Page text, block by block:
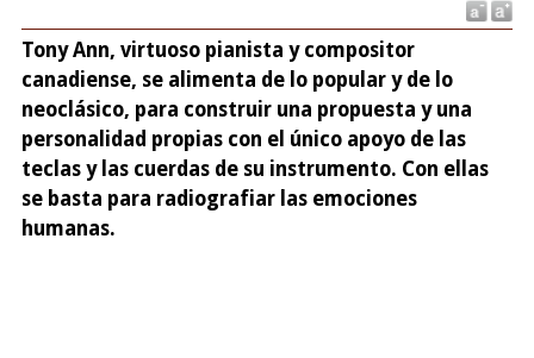
Tony Ann, virtuoso pianista y compositor
canadiense, se alimenta de lo popular y de lo
neoclásico, para construir una propuesta y una
personalidad propias con el único apoyo de las
teclas y las cuerdas de su instrumento. Con ellas
se basta para radiografiar las emociones
humanas.